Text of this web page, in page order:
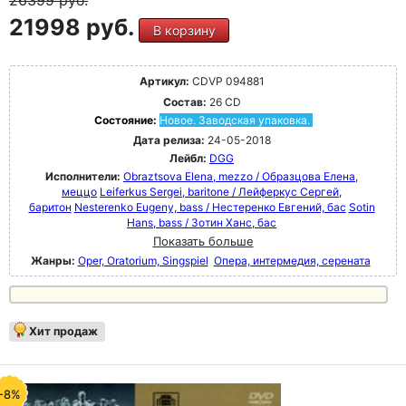
21998 руб. В корзину
Артикул: CDVP 094881
Состав: 26 CD
Состояние: Новое. Заводская упаковка.
Дата релиза: 24-05-2018
Лейбл: DGG
Исполнители: Obraztsova Elena, mezzo / Образцова Елена,
меццо Leiferkus Sergei, baritone / Лейферкус Сергей,
баритон Nesterenko Eugeny, bass / Нестеренко Евгений, бас Sotin
Hans, bass / Зотин Ханс, бас
Показать больше
Жанры: Oper, Oratorium, Singspiel Опера, интермедия, серената
Хит продаж
8%